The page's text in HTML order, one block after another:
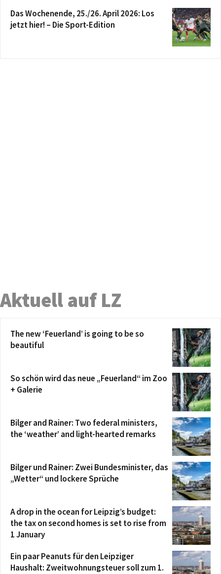
Das Wochenende, 25./26. April 2026: Los
jetzt hier! – Die Sport-Edition
Aktuell auf LZ
The new ‘Feuerland’ is going to be so
beautiful
So schön wird das neue „Feuerland“ im Zoo
+ Galerie
Bilger and Rainer: Two federal ministers,
the ‘weather’ and light-hearted remarks
Bilger und Rainer: Zwei Bundesminister, das
„Wetter“ und lockere Sprüche
A drop in the ocean for Leipzig’s budget:
the tax on second homes is set to rise from
1 January
Ein paar Peanuts für den Leipziger
Haushalt: Zweitwohnungsteuer soll zum 1.